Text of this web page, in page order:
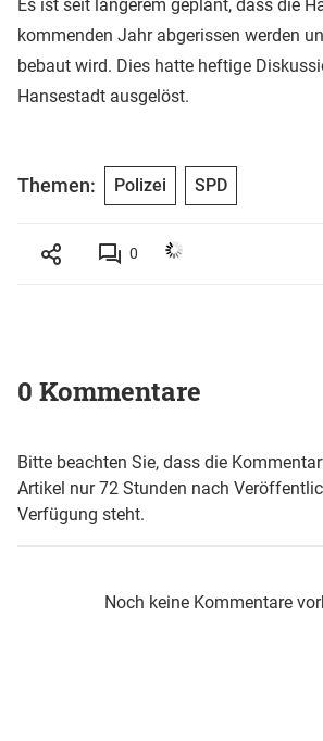
Es ist seit längerem geplant, dass die
kommenden Jahr abgerissen werden
bebaut wird. Dies hatte heftige
Hansestadt ausgelöst.
Themen: Polizei SPD
0
0 Kommentare
Bitte beachten Sie, dass die
Artikel nur 72 Stunden nach
Verfügung steht.
Noch keine Kommentare